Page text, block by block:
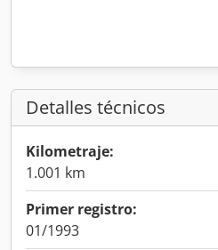
Detalles técnicos
Kilometraje:
1.001 km
Primer registro:
01/1993